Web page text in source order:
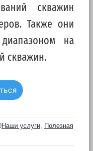
скважин
Также они
на
скважин.
Наши услуги
Полезная